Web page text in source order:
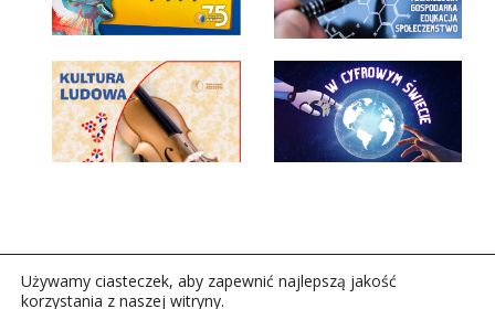
Używamy ciasteczek, aby zapewnić najlepszą jakość
korzystania z naszej witryny.